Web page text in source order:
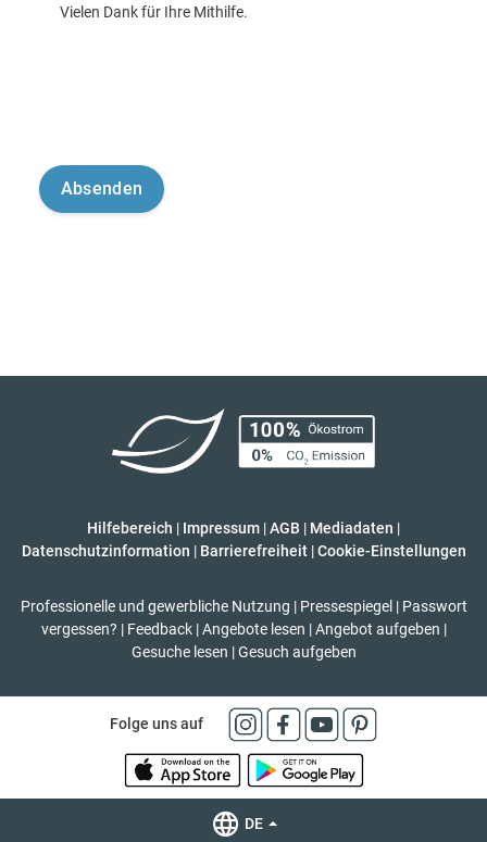
Vielen Dank für Ihre Mithilfe.
Hilfebereich | Impressum |AGB | Mediadaten |
Datenschutzinformation | Barrierefreiheit | Cookie-Einstellungen
Professionelle und gewerbliche Nutzung | Pressespiegel | Passwort
vergessen? | Feedback | Angebote lesen | Angebot aufgeben |
Gesuche lesen | Gesuch aufgeben
Folge uns auf
DE